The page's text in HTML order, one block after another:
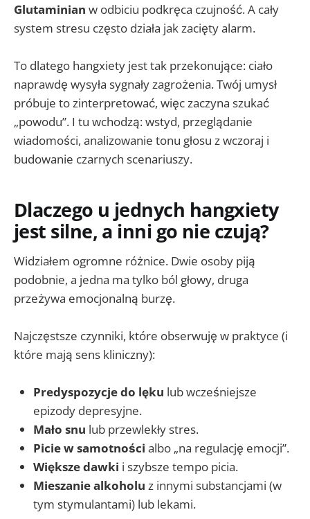
Glutaminian w odbiciu podkręca czujność. A cały
system stresu często działa jak zacięty alarm.
To dlatego hangxiety jest tak przekonujące: ciało
naprawdę wysyła sygnały zagrożenia. Twój umysł
próbuje to zinterpretować, więc zaczyna szukać
„powodu”. I tu wchodzą: wstyd, przeglądanie
wiadomości, analizowanie tonu głosu z wczoraj i
budowanie czarnych scenariuszy.
Dlaczego u jednych hangxiety
jest silne, a inni go nie czują?
Widziałem ogromne różnice. Dwie osoby piją
podobnie, a jedna ma tylko ból głowy, druga
przeżywa emocjonalną burzę.
Najczęstsze czynniki, które obserwuję w praktyce (i
które mają sens kliniczny):
Predyspozycje do lęku lub wcześniejsze
epizody depresyjne.
Mało snu lub przewlekły stres.
Picie w samotności albo „na regulację emocji”.
Większe dawki i szybsze tempo picia.
Mieszanie alkoholu z innymi substancjami (w
tym stymulantami) lub lekami.